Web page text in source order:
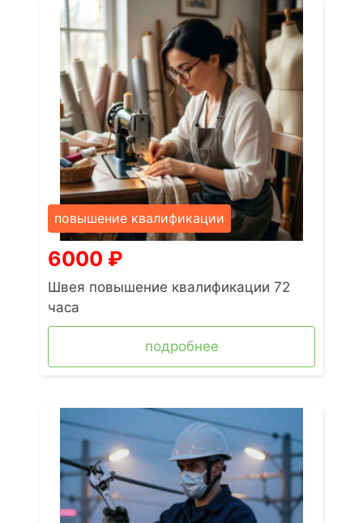
повышение квалификации
6000 ₽
Швея повышение квалификации 72
часа
подробнее